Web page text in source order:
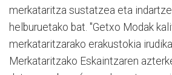
merkataritza sustatzea eta
helburuetako bat. "Getxo Modak
merkataritzarako erakustokia
Merkataritzako Eskaintzaren